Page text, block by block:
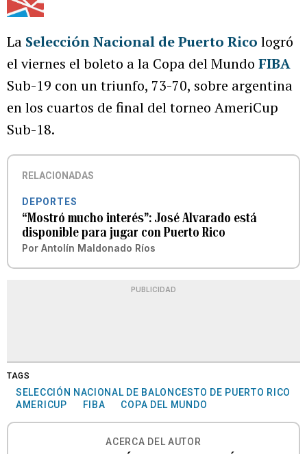
La Selección Nacional de Puerto Rico logró
el viernes el boleto a la Copa del Mundo FIBA
Sub-19 con un triunfo, 73-70, sobre argentina
en los cuartos de final del torneo AmeriCup
Sub-18.
RELACIONADAS
DEPORTES
“Mostró mucho interés”: José Alvarado está
disponible para jugar con Puerto Rico
Por Antolín Maldonado Ríos
PUBLICIDAD
TAGS
SELECCIÓN NACIONAL DE BALONCESTO DE PUERTO RICO
AMERICUP
FIBA COPA DEL MUNDO
ACERCA DEL AUTOR